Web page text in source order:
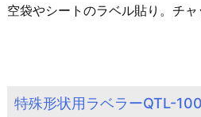
空袋やシートのラベル貼り。チ
特殊形状用ラベラーQTL-100